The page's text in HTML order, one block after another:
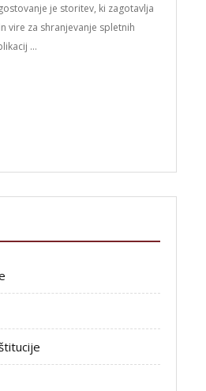
je storitev, ki zagotavlja
vire za shranjevanje spletnih
…